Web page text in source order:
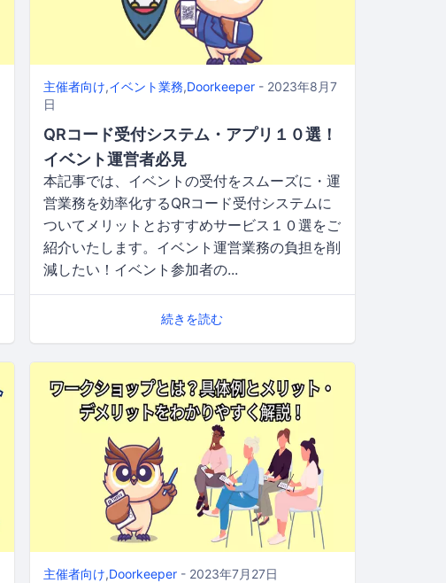
主催者向け,イベント業務,Doorkeeper- 2023年8月7
日
QRコード受付システム・アプリ１０選！
イベント運営者必見
本記事では、イベントの受付をスムーズに・運
営業務を効率化するQRコード受付システムに
ついてメリットとおすすめサービス１０選をご
紹介いたします。イベント運営業務の負担を削
減したい！イベント参加者の...
続きを読む
主催者向け,Doorkeeper- 2023年7月27日